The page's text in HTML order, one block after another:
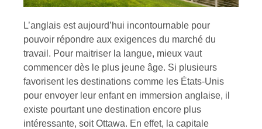
L’anglais est aujourd’hui incontournable pour
pouvoir répondre aux exigences du marché du
travail. Pour maitriser la langue, mieux vaut
commencer dès le plus jeune âge. Si plusieurs
favorisent les destinations comme les États-Unis
pour envoyer leur enfant en immersion anglaise, il
existe pourtant une destination encore plus
intéressante, soit Ottawa. En effet, la capitale